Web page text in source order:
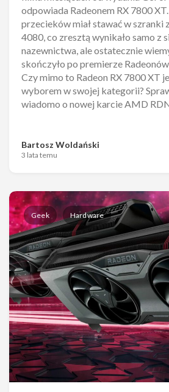
odpowiada Radeonem RX 7800
przecieków miał stawać w szranki
4080, co zresztą wynikało samo z
nazewnictwa, ale ostatecznie
skończyło po premierze
Czy mimo to Radeon RX 7800 XT
wyborem w swojej kategorii?
wiadomo o nowej karcie AMD
Bartosz Woldański
3 lata temu
Geek Hardware